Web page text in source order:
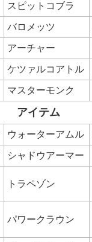
スピットコブラ
バロメッツ
アーチャー
ケツァルコアトル
マスターモンク
アイテム
ウォーターアムル
シャドウアーマー
トラペゾン
パワークラウン